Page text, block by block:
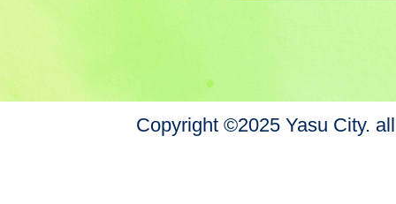
Copyright ©2025 Yasu City.